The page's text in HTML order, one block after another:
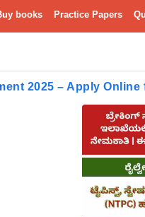
books Practice Papers
2025 – Apply Online